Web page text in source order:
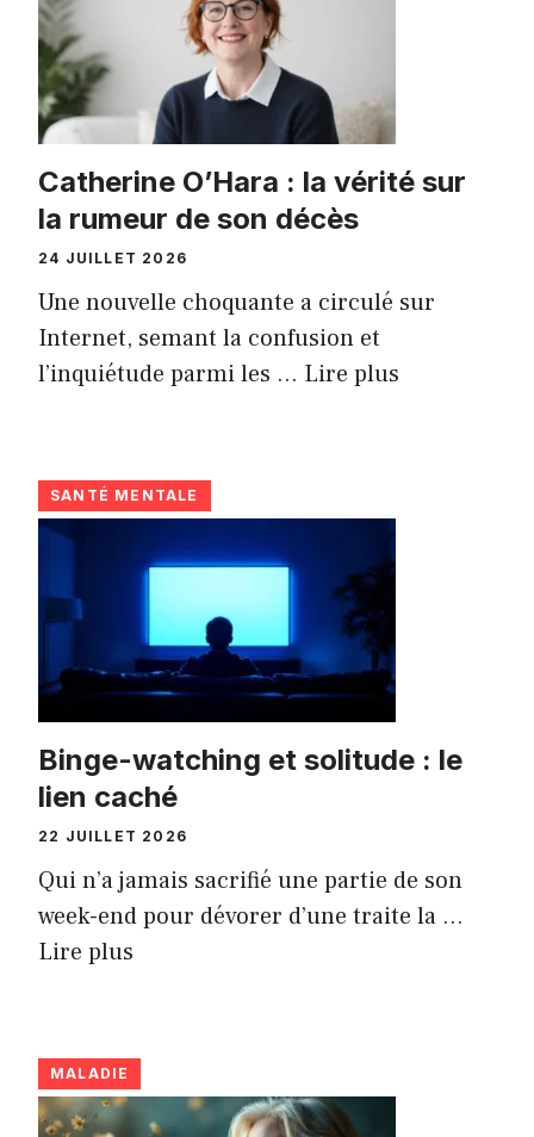
Catherine O’Hara : la vérité sur
la rumeur de son décès
24 JUILLET 2026
Une nouvelle choquante a circulé sur
Internet, semant la confusion et
l’inquiétude parmi les ... Lire plus
SANTÉ MENTALE
Binge-watching et solitude : le
lien caché
22 JUILLET 2026
Qui n’a jamais sacrifié une partie de son
week-end pour dévorer d’une traite la ...
Lire plus
MALADIE